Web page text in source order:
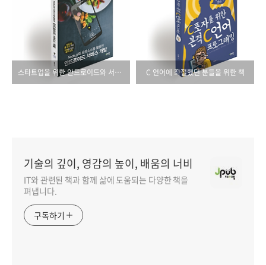
스타트업을 위한 안드로이드와 서버 개발 첫걸음 C 언어에 좌절했던 분들을 위한 책
기술의 깊이, 영감의 높이, 배움의 너비
IT와 관련된 책과 함께 삶에 도움되는 다양한 책을
펴냅니다.
구독하기